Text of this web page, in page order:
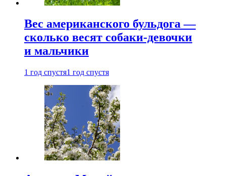
Вес американского бульдога —
сколько весят собаки-девочки
и мальчики
1 год спустя1 год спустя